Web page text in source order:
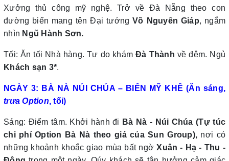
Xưởng thủ công mỹ nghệ. Trở về Đà Nẵng theo con
đường biển mang tên Đại tướngVõ Nguyên Giáp, ngắm
nhìn Ngũ Hành Sơn.
Tối: Ăn tối Nhà hàng. Tự do khámĐà Thành về đêm. Ngủ
Khách sạn 3*.
NGÀY 3: BÀ NÀ NÚI CHÚA – BIỂN MỸ KHÊ (Ăn sáng,
trưa Option, tối)
Sáng: Điểm tâm. Khởi hành đi Bà Nà - Núi Chúa (Tự túc
chi phí Option Bà Nà theo giá của Sun Group), nơi có
những khoảnh khoắc giao mùa bất ngờXuân - Hạ - Thu -